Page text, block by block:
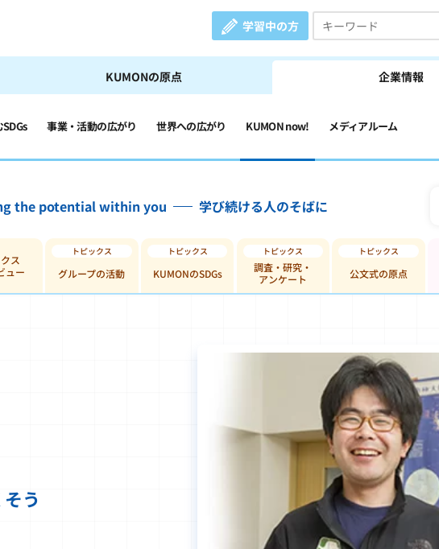
学習中の方
KUMONの原点 企業情報
事業・活動の広がり 世界への広がり KUMON now! メディアルーム
the potential within you 学び続ける人のそばに
ス
ュー
グループの活動 KUMONのSDGs
調査・研究・
アンケート
公文式の原点
う